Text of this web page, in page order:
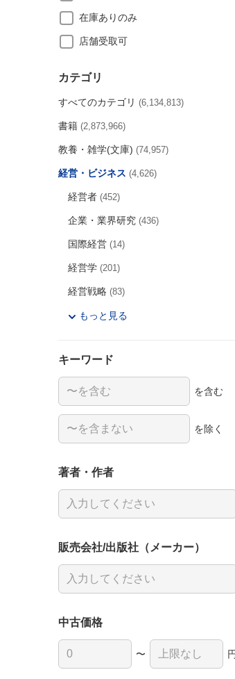
在庫ありのみ
店舗受取可
カテゴリ
すべてのカテゴリ (6,134,813)
書籍 (2,873,966)
教養・雑学(文庫) (74,957)
経営・ビジネス (4,626)
経営者 (452)
企業・業界研究 (436)
国際経営 (14)
経営学 (201)
経営戦略 (83)
もっと見る
キーワード
を含む
を除く
著者・作者
販売会社/出版社（メーカー）
中古価格
〜 円